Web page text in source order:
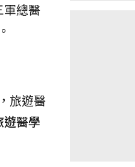
軍總醫
旅遊醫
醫學